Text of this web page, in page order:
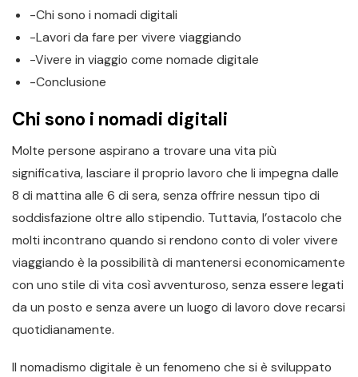
-Chi sono i nomadi digitali
-Lavori da fare per vivere viaggiando
-Vivere in viaggio come nomade digitale
-Conclusione
Chi sono i nomadi digitali
Molte persone aspirano a trovare una vita più
significativa, lasciare il proprio lavoro che li impegna dalle
8 di mattina alle 6 di sera, senza offrire nessun tipo di
soddisfazione oltre allo stipendio. Tuttavia, l’ostacolo che
molti incontrano quando si rendono conto di voler vivere
viaggiando è la possibilità di mantenersi economicamente
con uno stile di vita così avventuroso, senza essere legati
da un posto e senza avere un luogo di lavoro dove recarsi
quotidianamente.
Il nomadismo digitale è un fenomeno che si è sviluppato